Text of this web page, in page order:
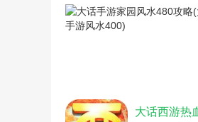
饥荒
倩女
盖房
饥荒
大话西游热